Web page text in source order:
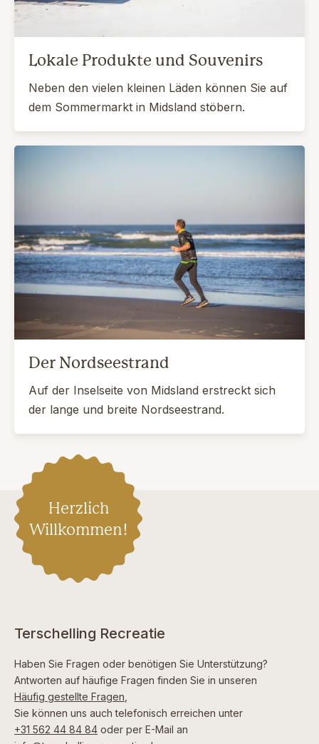
Lokale Produkte und Souvenirs
Neben den vielen kleinen Läden können Sie auf
dem Sommermarkt in Midsland stöbern.
Der Nordseestrand
Auf der Inselseite von Midsland erstreckt sich
der lange und breite Nordseestrand.
Herzlich
Willkommen!
Terschelling Recreatie
Haben Sie Fragen oder benötigen Sie Unterstützung?
Antworten auf häufige Fragen finden Sie in unseren
Häufig gestellte Fragen
Sie können uns auch telefonisch erreichen unter
+31 562 44 84 84 oder per E-Mail an